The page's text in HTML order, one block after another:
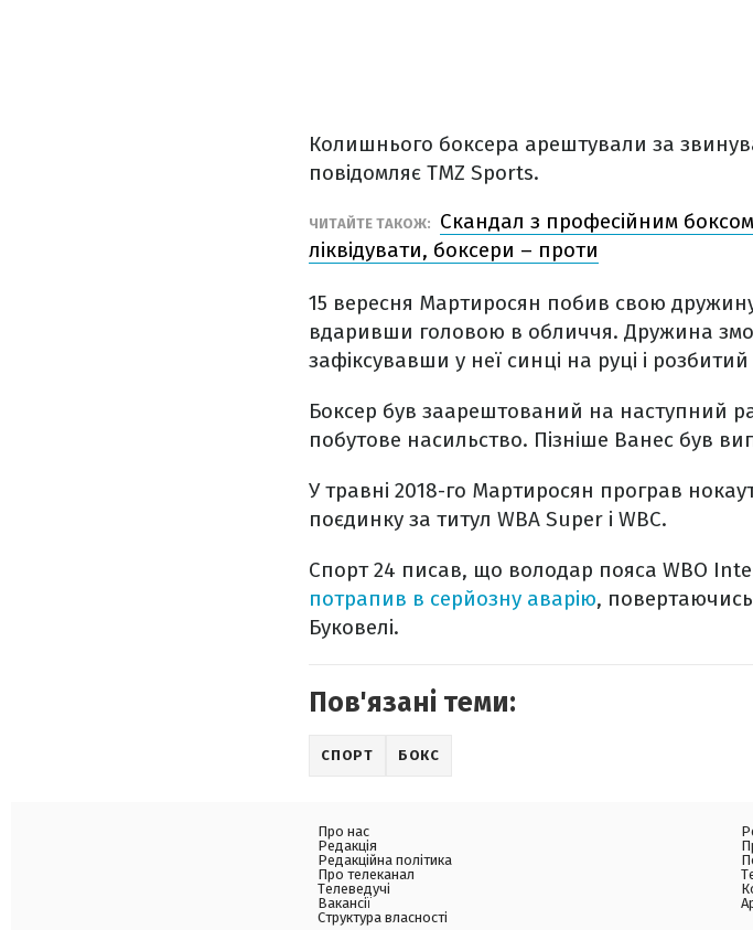
Колишнього боксера арештували за
повідомляє TMZ Sports.
ЧИТАЙТЕ ТАКОЖ:
Скандал з професійним
ліквідувати, боксери – проти
15 вересня Мартиросян побив свою
вдаривши головою в обличчя. Дружина
зафіксувавши у неї синці на руці і розбитий
Боксер був заарештований на наступний
побутове насильство. Пізніше Ванес був
У травні 2018-го Мартиросян програв
поєдинку за титул WBA Super і WBC.
Спорт 24 писав, що володар пояса WBO
потрапив в серйозну аварію,
Буковелі.
Пов'язані теми:
СПОРТ БОКС
Про нас
Редакція
Редакційна політика
Про телеканал
Телеведучі
Вакансії
Структура власності